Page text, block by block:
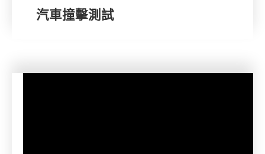
汽車撞擊測試